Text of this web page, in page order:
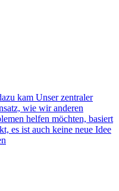
Unser zentraler
wie wir anderen
helfen möchten, basiert
es ist auch keine neue Idee